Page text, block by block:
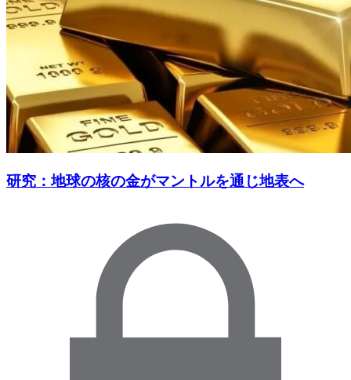
研究：地球の核の金がマントルを通じ地表へ